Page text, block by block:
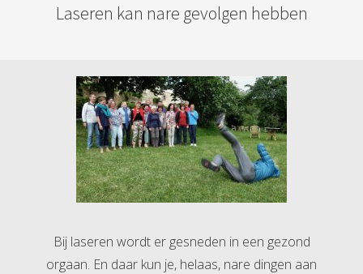
Laseren kan nare gevolgen hebben
Bij laseren wordt er gesneden in een gezond
orgaan. En daar kun je, helaas, nare dingen aan